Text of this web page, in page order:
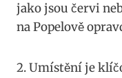
jako jsou červi
na Popelově
2. Umístění je